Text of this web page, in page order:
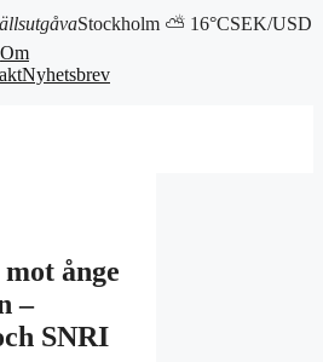
Stockholm ⛅ 16°CSEK/USD
Om
Nyhetsbrev
ånge
–
SNRI